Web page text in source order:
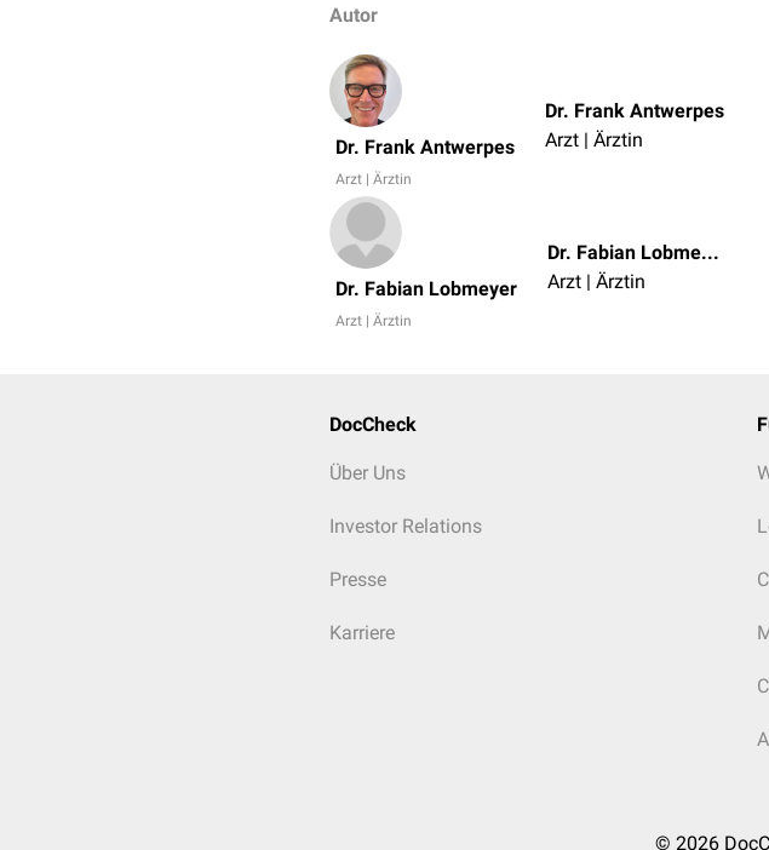
Autor
Dr. Frank Antwerpes
Arzt | Ärztin
Dr. Frank Antwerpes
Arzt | Ärztin
Dr. Fabian Lobmeyer
Arzt | Ärztin
Dr. Fabian Lobmeyer
Arzt | Ärztin
DocCheck
Über Uns
Investor Relations
Presse
Karriere
© 2026